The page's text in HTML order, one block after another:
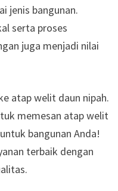
jenis bangunan.
serta proses
juga menjadi nilai
atap welit daun nipah.
memesan atap welit
bangunan Anda!
terbaik dengan